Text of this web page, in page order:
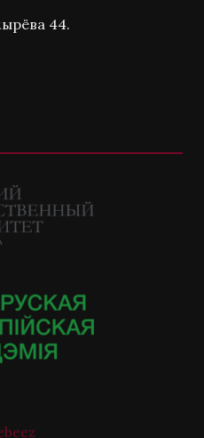
44.